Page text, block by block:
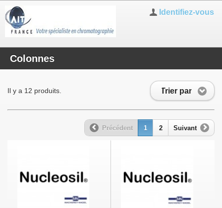
Identifiez-vous
Colonnes
Trier par
Il y a 12 produits.
Précédent 1 2 Suivant